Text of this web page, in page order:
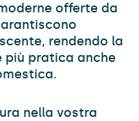
offerte da
rendendo la
più pratica anche
nella vostra